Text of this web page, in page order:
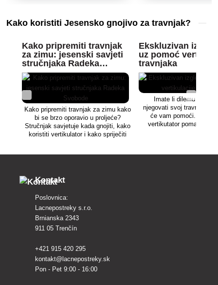
Kako koristiti Jesensko gnojivo za travnjak?
Kako pripremiti travnjak
za zimu: jesenski savjeti
stručnjaka Radeka
Svobode
Kako pripremiti travnjak za zimu kako
bi se brzo oporavio u proljeće?
Stručnjak savjetuje kada gnojiti, kako
koristiti vertikulator i kako spriječiti
Ekskluzivan
uz pomoć
travnjaka
Imate li dilemu kako
njegovati svoj travnjak?
će vam pomoći. Na
vertikutator pomaže
Kontakt
Poslovnica:
Lacnepostreky s.r.o.
Brnianska 2343
911 05 Trenčín
+421 915 420 295
kontakt@lacnepostreky.sk
Pon - Pet 9:00 - 16:00